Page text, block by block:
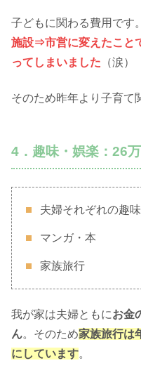
子どもに関わる費用です
施設⇒市営に変えたこと
ってしまいました （涙）
そのため昨年より子育て
4．趣味・娯楽：26
夫婦それぞれの趣味
マンガ・本
家族旅行
我が家は夫婦ともにお金
ん。そのため家族旅行は
にしています。